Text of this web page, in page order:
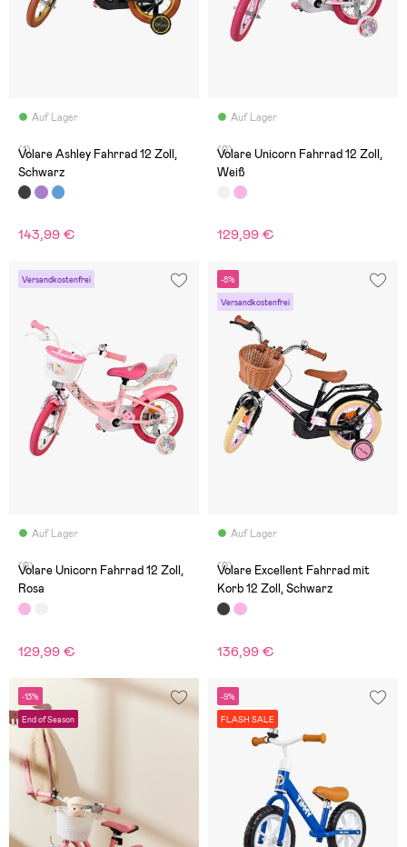
Auf Lager
(1)
Volare Ashley Fahrrad 12 Zoll,
Schwarz
143,99 €
Auf Lager
(0)
Volare Unicorn Fahrrad 12 Zoll,
Weiß
129,99 €
Versandkostenfrei
Auf Lager
(0)
Volare Unicorn Fahrrad 12 Zoll,
Rosa
129,99 €
-8%
Versandkostenfrei
Auf Lager
(0)
Volare Excellent Fahrrad mit
Korb 12 Zoll, Schwarz
136,99 €
-13%
End of Season
-9%
FLASH SALE